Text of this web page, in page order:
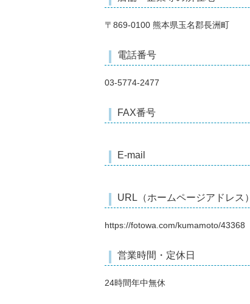
〒869-0100 熊本県玉名郡長洲町
電話番号
03-5774-2477
FAX番号
E-mail
URL（ホームページアドレス）
https://fotowa.com/kumamoto/43368
営業時間・定休日
24時間年中無休